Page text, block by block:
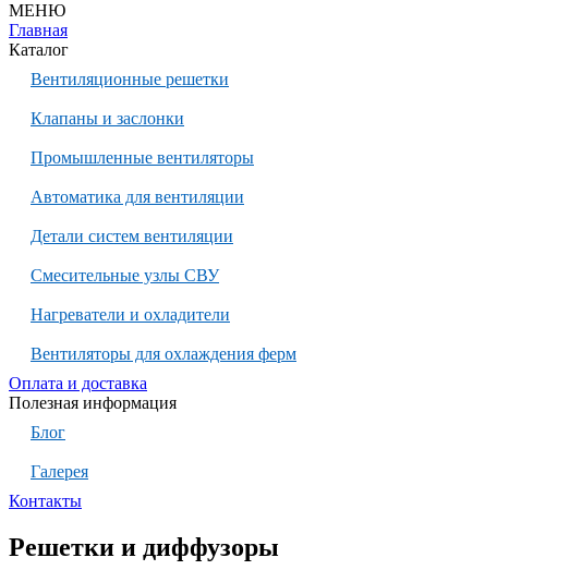
МЕНЮ
Главная
Каталог
Вентиляционные решетки
Клапаны и заслонки
Промышленные вентиляторы
Автоматика для вентиляции
Детали систем вентиляции
Смесительные узлы СВУ
Нагреватели и охладители
Вентиляторы для охлаждения ферм
Оплата и доставка
Полезная информация
Блог
Галерея
Контакты
Решетки и диффузоры